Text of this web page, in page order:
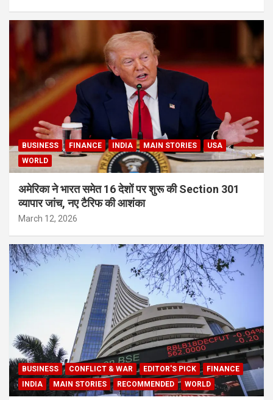
BUSINESS FINANCE INDIA MAIN STORIES
USA
WORLD
अमेरिका ने भारत समेत 16 देशों पर शुरू की Section 301
व्यापार जांच, नए टैरिफ की आशंका
March 12, 2026
BUSINESS CONFLICT & WAR EDITOR'S PICK
FINANCE
INDIA
MAIN STORIES RECOMMENDED WORLD